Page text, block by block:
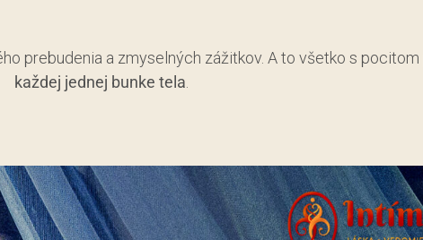
prebudenia a zmyselných zážitkov. A to všetko s pocitom
každej jednej bunke tela